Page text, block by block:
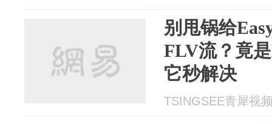
别甩锅给
FLV流？竟
它秒解决
TSINGSEE青犀视